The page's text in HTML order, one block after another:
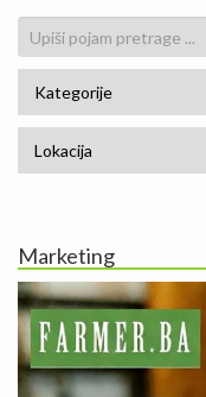
Marketing